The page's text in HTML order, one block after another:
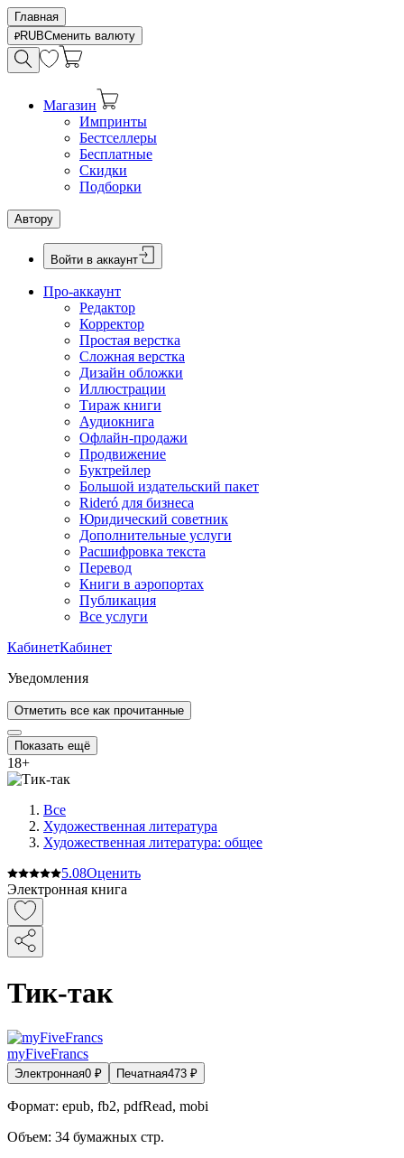
Главная
RUBСменить валюту
Магазин
Импринты
Бестселлеры
Бесплатные
Скидки
Подборки
Автору
Войти в аккаунт
Про-аккаунт
Редактор
Корректор
Простая верстка
Сложная верстка
Дизайн обложки
Иллюстрации
Тираж книги
Аудиокнига
Офлайн-продажи
Продвижение
Буктрейлер
Большой издательский пакет
Rideró для бизнеса
Юридический советник
Дополнительные услуги
Расшифровка текста
Перевод
Книги в аэропортах
Публикация
Все услуги
КабинетКабинет
Уведомления
Отметить все как прочитанные
Показать ещё
18+
Все
Художественная литература
Художественная литература: общее
5.08Оценить
Электронная книга
Тик-так
myFiveFrancs
Электронная0 ₽ Печатная473 ₽
Формат: epub, fb2, pdfRead, mobi
Объем: 34 бумажных стр.